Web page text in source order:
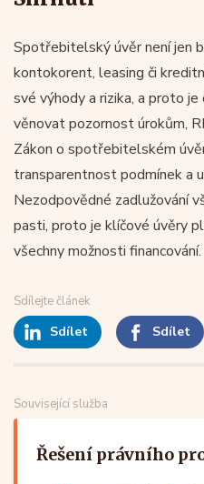
Spotřebitelský úvěr není jen
kontokorent, leasing či
své výhody a rizika, a proto
věnovat pozornost úrokům,
Zákon o spotřebitelském
transparentnost podmínek a
Nezodpovědné zadlužování
pasti, proto je klíčové úvěry
všechny možnosti financování.
Sdílejte článek
Sdílet Sdílet
Související služba
Řešení právního